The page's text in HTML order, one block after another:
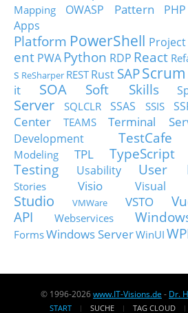
Mapping
OWASP Pattern PHP
Apps
Platform PowerShell Project
ent PWA Python RDP React
s ReSharper RESTRust SAPScrum
it
SOA Soft Skills
Server
SQLCLR SSAS SSIS
Center
TEAMS Terminal
Development
TestCafe
Modeling
TPL TypeScript
Testing
Usability User
Stories
Visio Visual
Studio
VMWare VSTO
API
Webservices
FormsWindows ServerWinUI
© 1996-2026www.IT-Visions.de - Dr.
START SUCHE TAG CLOUD